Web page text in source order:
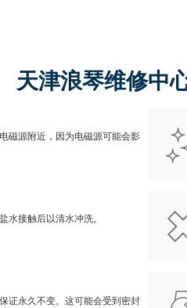
天津浪琴维修中
磁源附近，因为电磁源可能会影
水接触后以清水冲洗。
证永久不变。这可能会受到密封